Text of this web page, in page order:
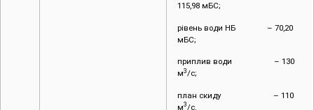
115,98 мБС;
рівень води НБ – 70,20
мБС;
приплив води – 130
м3/с;
план скиду – 110
м3/с.